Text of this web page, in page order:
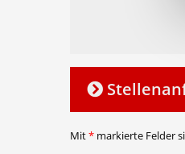
Mit* markierte Felder